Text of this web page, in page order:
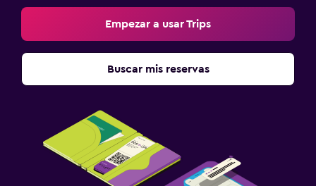
Empezar a usar Trips
Buscar mis reservas